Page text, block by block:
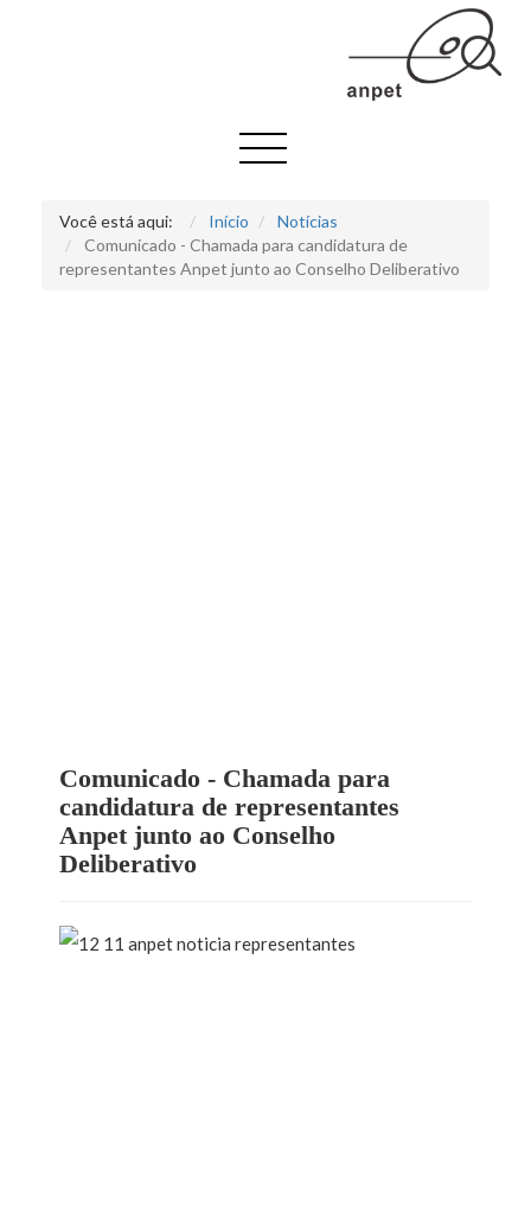
Você está aqui: Início
Notícias
Comunicado - Chamada para candidatura de
representantes Anpet junto ao Conselho Deliberativo
Comunicado - Chamada para
candidatura de representantes
Anpet junto ao Conselho
Deliberativo